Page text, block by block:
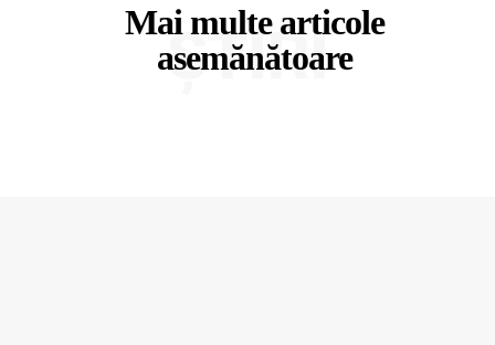
Mai multe articole
asemănătoare
ȘTIRI